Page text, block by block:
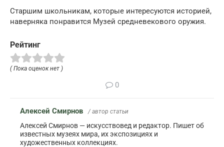
Старшим школьникам, которые интересуются историей,
наверняка понравится Музей средневекового оружия.
Рейтинг
( Пока оценок нет )
0
Алексей Смирнов / автор статьи
Алексей Смирнов — искусствовед и редактор. Пишет об
известных музеях мира, их экспозициях и
художественных коллекциях.